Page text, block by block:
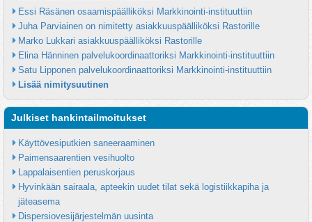
Essi Räsänen osaamispäälliköksi Markkinointi-instituuttiin
Juha Parviainen on nimitetty asiakkuuspäälliköksi Rastorille
Marko Lukkari asiakkuuspäälliköksi Rastorille
Elina Hänninen palvelukoordinaattoriksi Markkinointi-instituuttiin
Satu Lipponen palvelukoordinaattoriksi Markkinointi-instituuttiin
Lisää nimitysuutinen
Julkiset hankintailmoitukset
Käyttövesiputkien saneeraaminen
Paimensaarentien vesihuolto
Lappalaisentien peruskorjaus
Hyvinkään sairaala, apteekin uudet tilat sekä logistiikkapiha ja
jäteasema
Dispersiovesijärjestelmän uusinta